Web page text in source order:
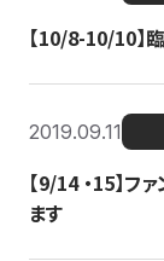
【10/8-10/10】
2019.09.11
【9/14 ・15】フ
ます